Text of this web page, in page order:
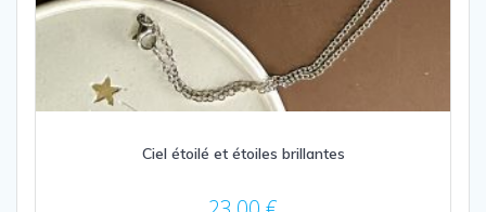
Ciel étoilé et étoiles brillantes